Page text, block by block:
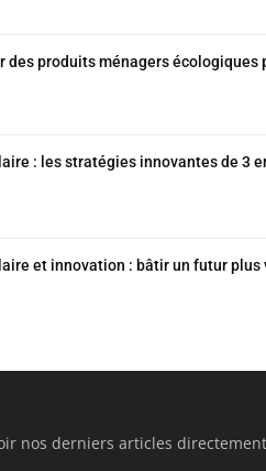
des produits ménagers écologiques
: les stratégies innovantes de 3
et innovation : bâtir un futur plus
nos derniers articles